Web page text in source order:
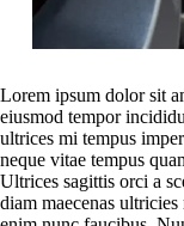
Lorem ipsum dolor sit
eiusmod tempor
ultrices mi tempus
neque vitae tempus
Ultrices sagittis orci a
diam maecenas